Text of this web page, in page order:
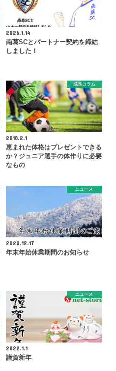
2026.1.14
南葛SCとパートナー契約を締結
しました！
成長コラム
2018.2.1
恵まれた体格はプレゼントできる
か？ジュニア選手の体作りに必要
なもの
ニュース
2020.12.17
年末年始休業期間のお知らせ
ニュース
2022.1.1
謹賀新年